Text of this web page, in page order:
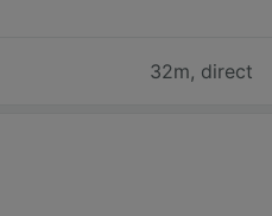
32m, direct